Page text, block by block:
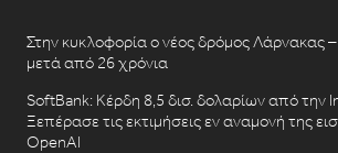
Στην κυκλοφορία ο νέος δρόμος Λάρνακας –
μετά από 26 χρόνια
SoftBank: Κέρδη 8,5 δισ. δολαρίων από την
Ξεπέρασε τις εκτιμήσεις εν αναμονή της
OpenAI